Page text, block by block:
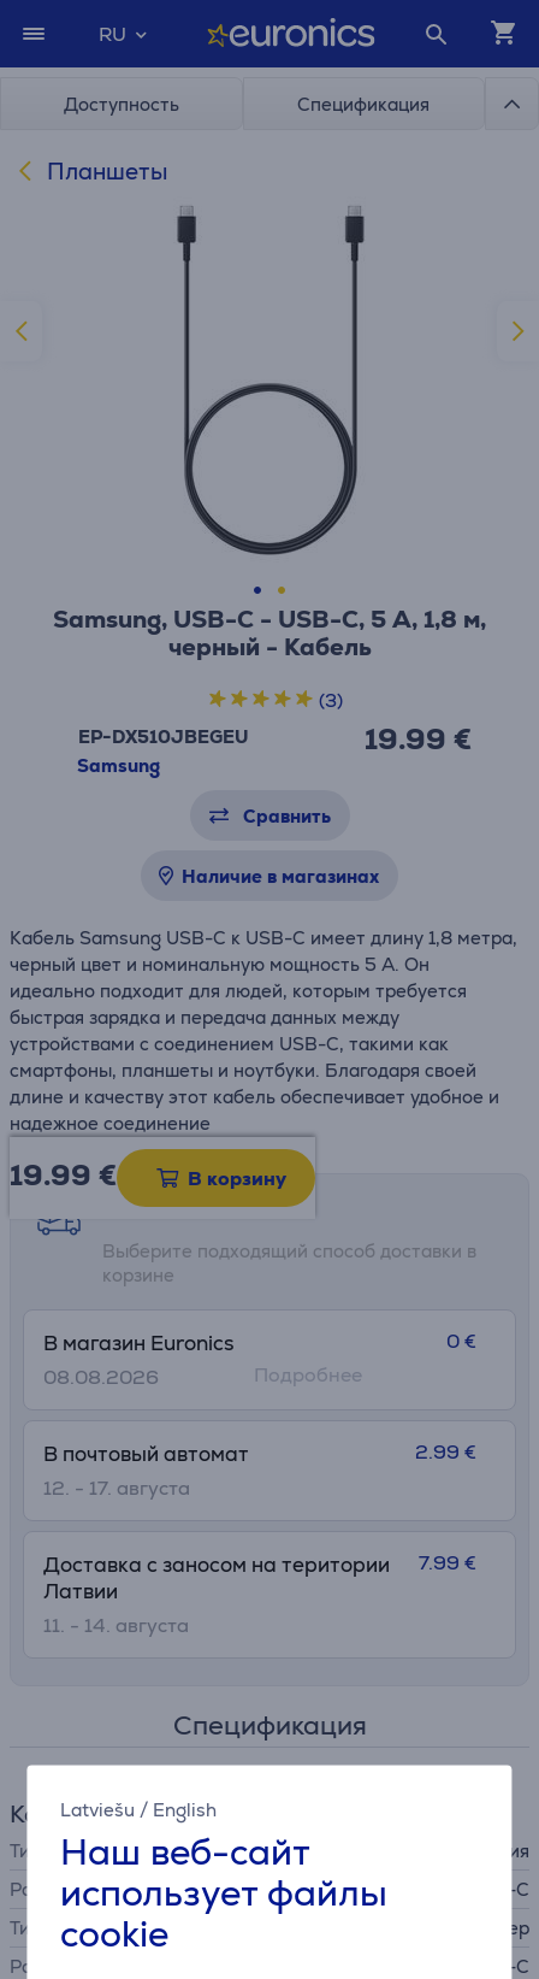
Latviešu / English
Наш веб-сайт
использует файлы
cookie
RU
Доступность Спецификация
Планшеты
Samsung, USB-C - USB-C, 5 А, 1,8 м,
черный - Кабель
EP-DX510JBEGEU
Samsung
19.99 €
(3)
Сравнить
Наличие в магазинах
Кабель Samsung USB-C к USB-C имеет длину 1,8 метра,
черный цвет и номинальную мощность 5 А. Он
идеально подходит для людей, которым требуется
быстрая зарядка и передача данных между
устройствами с соединением USB-C, такими как
смартфоны, планшеты и ноутбуки. Благодаря своей
длине и качеству этот кабель обеспечивает удобное и
надежное соединение
19.99 € В корзину
Возможности доставки
Выберите подходящий способ доставки в
корзине
В магазин Euronics
08.08.2026
0 €
Подробнее
В почтовый автомат
12. - 17. августа
2.99 €
Доставка с заносом на територии
Латвии
11. - 14. августа
7.99 €
Спецификация
Кабель
Тип кабеля / адаптера
IT, кабель питания
Разъем A
USB-C
Тип коннектора А
штекер
Разъем B
USB-C